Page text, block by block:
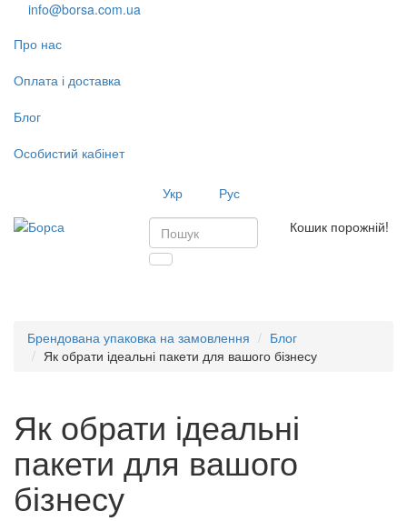
info@borsa.com.ua
Про нас
Оплата і доставка
Блог
Особистий кабінет
Укр
Рус
Кошик порожній!
Брендована упаковка на замовлення
Блог
Як обрати ідеальні пакети для вашого бізнесу
Як обрати ідеальні
пакети для вашого
бізнесу